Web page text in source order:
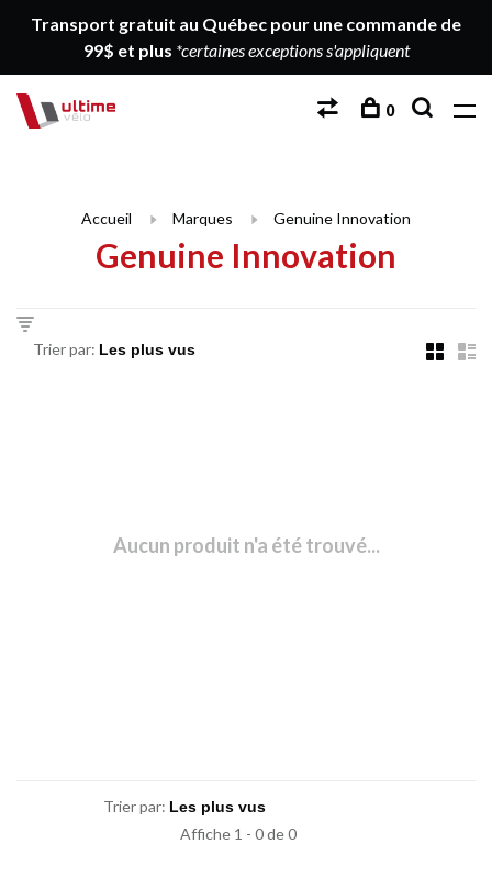
Transport gratuit au Québec pour une commande de
99$ et plus *certaines exceptions s'appliquent
0
Accueil Marques Genuine Innovation
Genuine Innovation
Trier par:
Aucun produit n'a été trouvé...
Trier par:
Affiche 1 - 0 de 0